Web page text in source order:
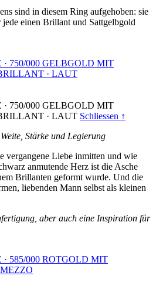
sind in diesem Ring aufgehoben: sie
einen Brillant und Sattgelbgold
· 750/000 GELBGOLD MIT
· LAUT
· 750/000 GELBGOLD MIT
· LAUT Schliessen ↑
Stärke und Legierung
vergangene Liebe inmitten und wie
anmutende Herz ist die Asche
Brillanten geformt wurde. Und die
liebenden Mann selbst als kleinen
aber auch eine Inspiration für
· 585/000 ROTGOLD MIT
MEZZO